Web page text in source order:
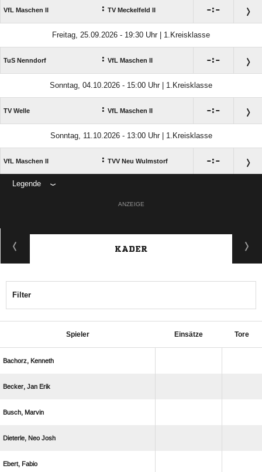
VfL Maschen II : TV Meckelfeld II :
Freitag, 25.09.2026 - 19:30 Uhr | 1.Kreisklasse
TuS Nenndorf : VfL Maschen II :
Sonntag, 04.10.2026 - 15:00 Uhr | 1.Kreisklasse
TV Welle : VfL Maschen II :
Sonntag, 11.10.2026 - 13:00 Uhr | 1.Kreisklasse
VfL Maschen II : TVV Neu Wulmstorf :
Legende
ANZEIGE
KADER
Filter
Spieler Einsätze Tore
 
  
 
  
 